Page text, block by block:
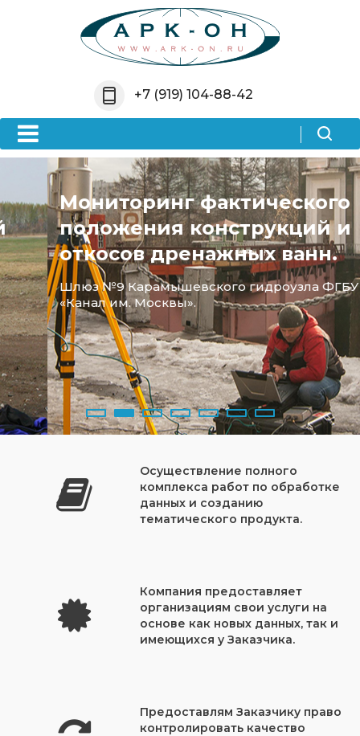
О компании
Лицензии
Партнеры
Документы
Отзывы
Проектирование
Цифровое
картографирование
Сканирование
Съемка
Информация
Акции
Вопрос-ответ
Политика
конфиденциальности
+7 (919) 104-88-42
Мониторинг фактического
положения конструкций и
откосов дренажных ванн.
Шлюз №9 Карамышевского гидроузла ФГБУ
«Канал им. Москвы».
Осуществление полного
комплекса работ по обработке
данных и созданию
тематического продукта.
Компания предоставляет
организациям свои услуги на
основе как новых данных, так и
имеющихся у Заказчика.
Предоставлям Заказчику право
контролировать качество